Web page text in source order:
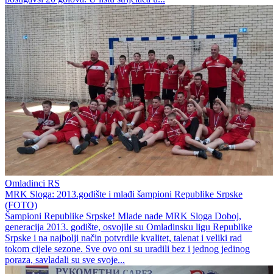
Omladinci RS
MRK Sloga: 2013.godište i mlađi šampioni Republike Srpske
(FOTO)
Šampioni Republike Srpske! Mlade nade MRK Sloga Doboj,
generacija 2013. godište, osvojile su Omladinsku ligu Republike
Srpske i na najbolji način potvrdile kvalitet, talenat i veliki rad
tokom cijele sezone. Sve ovo oni su uradili bez i jednog jedinog
poraza, savladali su sve svoje...